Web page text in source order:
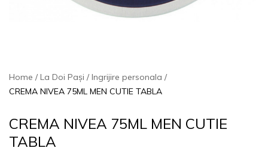
Home La Doi Pași
Ingrijire personala
CREMA NIVEA 75ML MEN CUTIE TABLA
CREMA NIVEA 75ML MEN CUTIE
TABLA